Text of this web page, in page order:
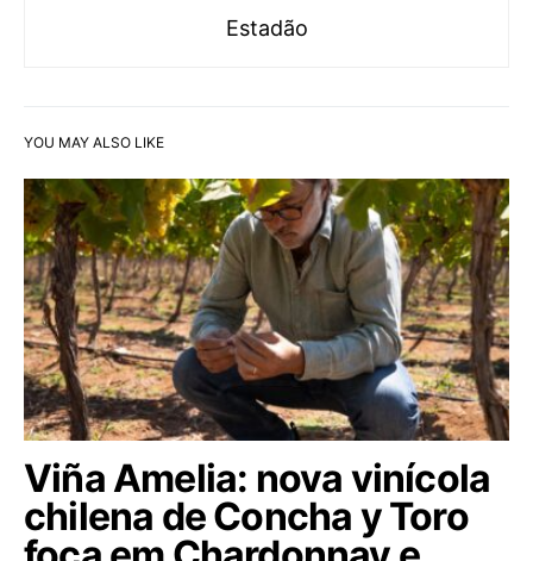
Estadão
YOU MAY ALSO LIKE
Viña Amelia: nova vinícola
chilena de Concha y Toro